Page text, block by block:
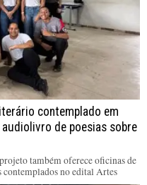
contemplado em
de poesias sobre
também oferece oficinas de
contemplados no edital Artes